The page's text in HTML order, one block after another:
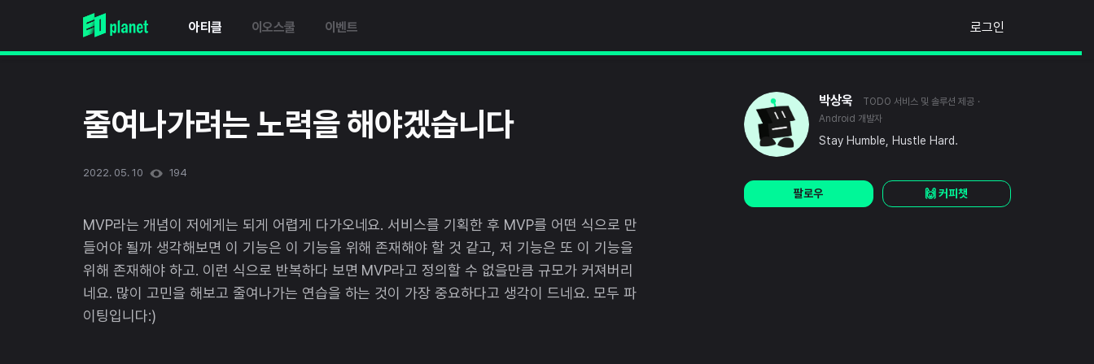
아티클 이오스쿨 이벤트 로그인
줄여나가려는 노력을 해야겠습니다
2022. 05. 10 194
MVP라는 개념이 저에게는 되게 어렵게 다가오네요. 서비스를 기획한 후 MVP를 어떤 식으로 만
들어야 될까 생각해보면 이 기능은 이 기능을 위해 존재해야 할 것 같고, 저 기능은 또 이 기능을
위해 존재해야 하고. 이런 식으로 반복하다 보면 MVP라고 정의할 수 없을만큼 규모가 커져버리
네요. 많이 고민을 해보고 줄여나가는 연습을 하는 것이 가장 중요하다고 생각이 드네요. 모두 파
이팅입니다:)
박상욱 TODO 서비스 및 솔루션 제공 ·
Android 개발자
Stay Humble, Hustle Hard.
팔로우 🙌 커피챗